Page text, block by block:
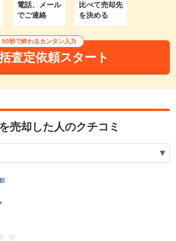
電話、メール
でご連絡
比べて売却先
を決める
90秒で終わるカンタン入力
査定依頼スタート
売却した人のクチコミ